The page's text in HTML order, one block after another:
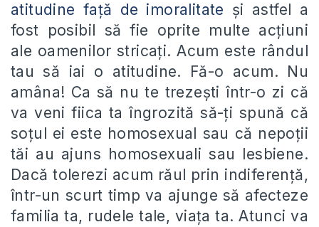
atitudine față de imoralitate și astfel a
fost posibil să fie oprite multe acțiuni
ale oamenilor stricați. Acum este rândul
tau să iai o atitudine. Fă-o acum. Nu
amâna! Ca să nu te trezești într-o zi că
va veni fiica ta îngrozită să-ți spună că
soțul ei este homosexual sau că nepoții
tăi au ajuns homosexuali sau lesbiene.
Dacă tolerezi acum răul prin indiferență,
într-un scurt timp va ajunge să afecteze
familia ta, rudele tale, viața ta. Atunci va